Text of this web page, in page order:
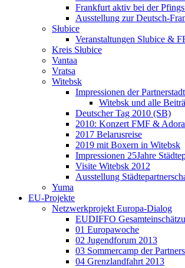
Frankfurt aktiv bei der
Ausstellung zur Deutsch-
Słubice
Veranstaltungen Slubice &
Kreis Słubice
Vantaa
Vratsa
Witebsk
Impressionen der
Witebsk und alle
Deutscher Tag 2010 (SB)
2010: Konzert FMF &
2017 Belarusreise
2019 mit Boxern in Witebsk
Impressionen 25Jahre
Visite Witebsk 2012
Ausstellung
Yuma
EU-Projekte
Netzwerkprojekt Europa-Dialog
EUDIFFO
01 Europawoche
02 Jugendforum 2013
03 Sommercamp der
04 Grenzlandfahrt 2013